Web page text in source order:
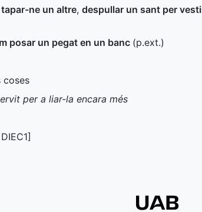
ne un altre, despullar un sant per
posar un pegat en un banc (p.ext.)
coses
per a liar-la encara més
DIEC1]